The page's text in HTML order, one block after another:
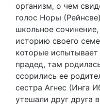
организм, о чем
голос Норы
школьное
историю своего
которые
прадед, там
ссорились ее
сестра Агнес (Инга
утешали друг друга